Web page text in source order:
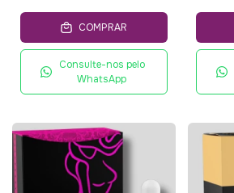
COMPRAR
Consulte-nos pelo
WhatsApp